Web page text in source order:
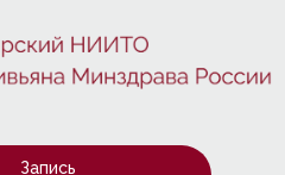
Запись